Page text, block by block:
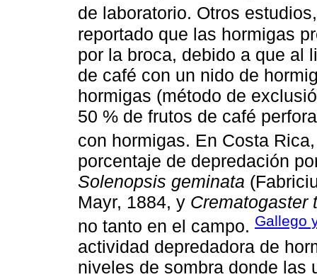
de laboratorio. Otros
reportado que las hormigas
por la broca, debido a que al
de café con un nido de
hormigas (método de
50 % de frutos de café
con hormigas. En Costa
porcentaje de depredación
Solenopsis geminata
Mayr, 1884, y Crematogaster
no tanto en el campo. Gallego
actividad depredadora de
niveles de sombra donde las